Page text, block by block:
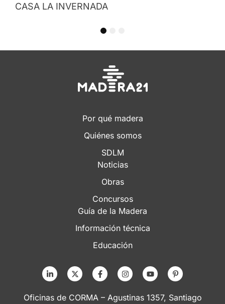
CASA LA INVERNADA
Por qué madera
Quiénes somos
SDLM
Noticias
Obras
Concursos
Guía de la Madera
Información técnica
Educación
Oficinas de CORMA – Agustinas 1357, Santiago